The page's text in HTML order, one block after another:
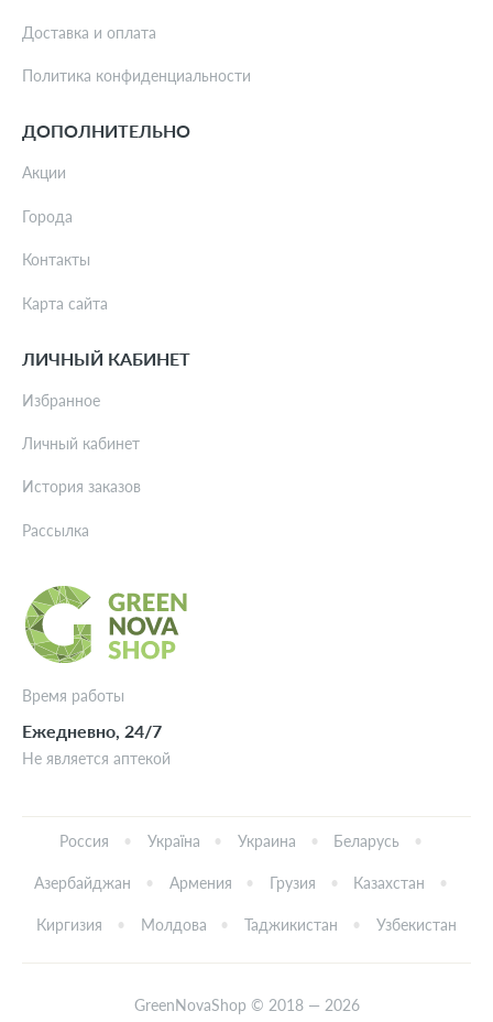
Время работы
Ежедневно, 24/7
Не является аптекой
Доставка и оплата
Политика конфиденциальности
ДОПОЛНИТЕЛЬНО
Акции
Города
Контакты
Карта сайта
ЛИЧНЫЙ КАБИНЕТ
Избранное
Личный кабинет
История заказов
Рассылка
Россия Україна Украина Беларусь
Азербайджан Армения Грузия Казахстан
Киргизия Молдова Таджикистан Узбекистан
GreenNovaShop © 2018 — 2026